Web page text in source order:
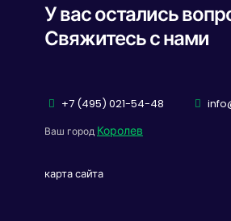
У вас остались
Свяжитесь с нами
+7 (495) 021-54-48
Ваш город Королев
карта сайта